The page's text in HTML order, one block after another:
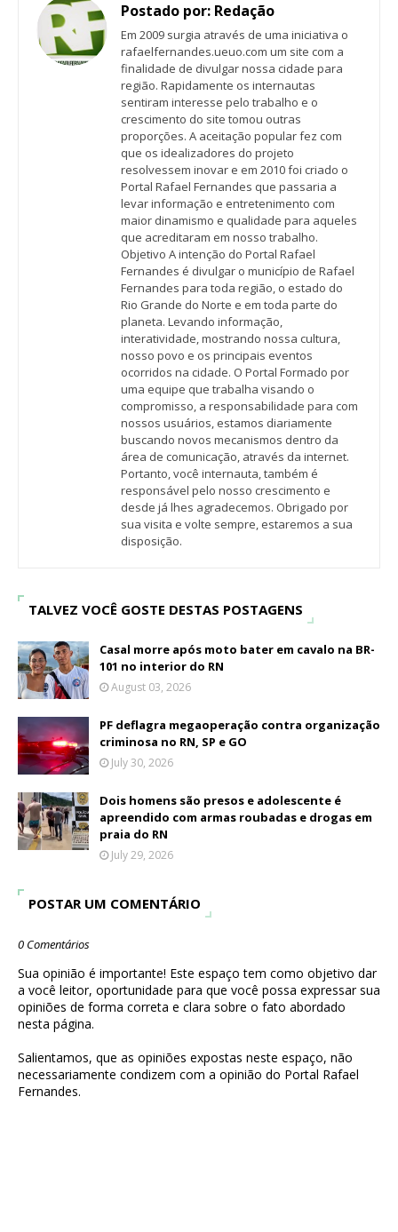
Postado por: Redação
Em 2009 surgia através de uma iniciativa o
rafaelfernandes.ueuo.com um site com a
finalidade de divulgar nossa cidade para
região. Rapidamente os internautas
sentiram interesse pelo trabalho e o
crescimento do site tomou outras
proporções. A aceitação popular fez com
que os idealizadores do projeto
resolvessem inovar e em 2010 foi criado o
Portal Rafael Fernandes que passaria a
levar informação e entretenimento com
maior dinamismo e qualidade para aqueles
que acreditaram em nosso trabalho.
Objetivo A intenção do Portal Rafael
Fernandes é divulgar o município de Rafael
Fernandes para toda região, o estado do
Rio Grande do Norte e em toda parte do
planeta. Levando informação,
interatividade, mostrando nossa cultura,
nosso povo e os principais eventos
ocorridos na cidade. O Portal Formado por
uma equipe que trabalha visando o
compromisso, a responsabilidade para com
nossos usuários, estamos diariamente
buscando novos mecanismos dentro da
área de comunicação, através da internet.
Portanto, você internauta, também é
responsável pelo nosso crescimento e
desde já lhes agradecemos. Obrigado por
sua visita e volte sempre, estaremos a sua
disposição.
TALVEZ VOCÊ GOSTE DESTAS POSTAGENS
Casal morre após moto bater em cavalo na BR-
101 no interior do RN
August 03, 2026
PF deflagra megaoperação contra organização
criminosa no RN, SP e GO
July 30, 2026
Dois homens são presos e adolescente é
apreendido com armas roubadas e drogas em
praia do RN
July 29, 2026
POSTAR UM COMENTÁRIO
0 Comentários
Sua opinião é importante! Este espaço tem como objetivo dar
a você leitor, oportunidade para que você possa expressar sua
opiniões de forma correta e clara sobre o fato abordado
nesta página.
Salientamos, que as opiniões expostas neste espaço, não
necessariamente condizem com a opinião do Portal Rafael
Fernandes.